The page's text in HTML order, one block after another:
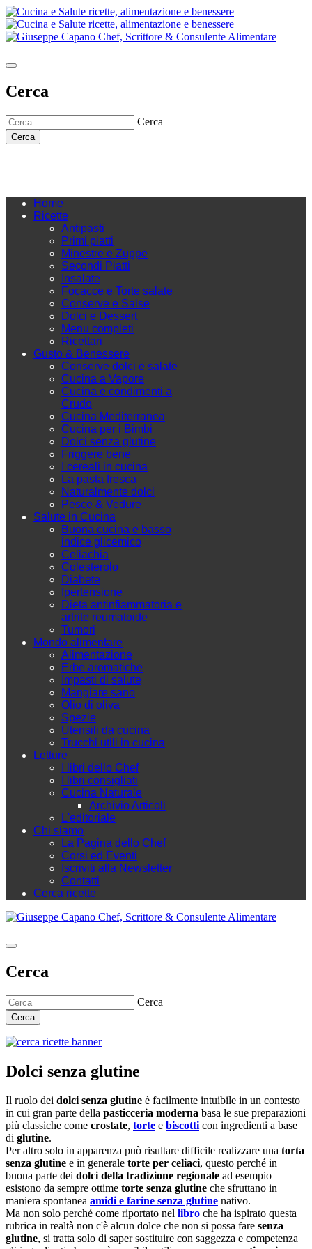
Cerca
Cerca
Cerca
Home
Ricette
Antipasti
Primi piatti
Minestre e Zuppe
Secondi Piatti
Insalate
Focacce e Torte salate
Conserve e Salse
Dolci e Dessert
Menu completi
Ricettari
Gusto & Benessere
Conserve dolci e salate
Cucina a Vapore
Cucina e condimenti a
Crudo
Cucina Mediterranea
Cucina per i Bimbi
Dolci senza glutine
Friggere bene
I cereali in cucina
La pasta fresca
Naturalmente dolci
Pesce & Vedure
Salute in Cucina
Buona cucina e basso
indice glicemico
Celiachia
Colesterolo
Diabete
Ipertensione
Dieta antinfiammatoria e
artrite reumatoide
Tumori
Mondo alimentare
Alimentazione
Erbe aromatiche
Impasti di salute
Mangiare sano
Olio di oliva
Spezie
Utensili da cucina
Trucchi utili in cucina
Letture
I libri dello Chef
I libri consigliati
Cucina Naturale
Archivio Articoli
L'editoriale
Chi siamo
La Pagina dello Chef
Corsi ed Eventi
Iscriviti alla Newsletter
Contatti
Cerca ricette
Cerca
Cerca
Cerca
Dolci senza glutine
Il ruolo dei dolci senza glutine è facilmente intuibile in un contesto
in cui gran parte della pasticceria moderna basa le sue preparazioni
più classiche come crostate, torte e biscotticon ingredienti a base
di glutine.
Per altro solo in apparenza può risultare difficile realizzare una torta
senza glutine e in generale torte per celiaci, questo perché in
buona parte dei dolci della tradizione regionale ad esempio
esistono da sempre ottime torte senza glutine che sfruttano in
maniera spontanea amidi e farine senza glutine nativo.
Ma non solo perché come riportato nel libro che ha ispirato questa
rubrica in realtà non c'è alcun dolce che non si possa fare senza
glutine, si tratta solo di saper sostituire con saggezza e competenza